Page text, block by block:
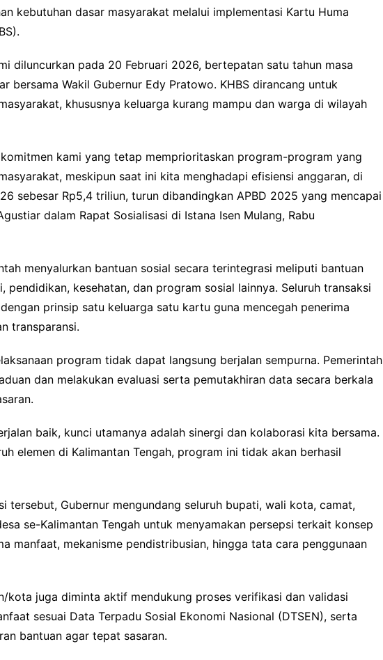
kebutuhan dasar masyarakat melalui implementasi Kartu Huma
diluncurkan pada 20 Februari 2026, bertepatan satu tahun masa
bersama Wakil Gubernur Edy Pratowo. KHBS dirancang untuk
khususnya keluarga kurang mampu dan warga di wilayah
komitmen kami yang tetap memprioritaskan program-program yang
meskipun saat ini kita menghadapi efisiensi anggaran, di
sebesar Rp5,4 triliun, turun dibandingkan APBD 2025 yang mencapai
dalam Rapat Sosialisasi di Istana Isen Mulang, Rabu
menyalurkan bantuan sosial secara terintegrasi meliputi bantuan
pendidikan, kesehatan, dan program sosial lainnya. Seluruh transaksi
prinsip satu keluarga satu kartu guna mencegah penerima
transparansi.
program tidak dapat langsung berjalan sempurna. Pemerintah
dan melakukan evaluasi serta pemutakhiran data secara berkala
baik, kunci utamanya adalah sinergi dan kolaborasi kita bersama.
elemen di Kalimantan Tengah, program ini tidak akan berhasil
tersebut, Gubernur mengundang seluruh bupati, wali kota, camat,
se-Kalimantan Tengah untuk menyamakan persepsi terkait konsep
manfaat, mekanisme pendistribusian, hingga tata cara penggunaan
kota juga diminta aktif mendukung proses verifikasi dan validasi
sesuai Data Terpadu Sosial Ekonomi Nasional (DTSEN), serta
bantuan agar tepat sasaran.